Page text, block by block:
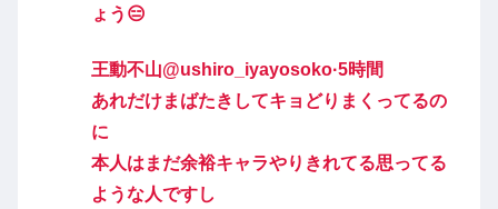
ょう😑
王動不山@ushiro_iyayosoko·5時間
あれだけまばたきしてキョどりまくってるの
に
本人はまだ余裕キャラやりきれてる思ってる
ような人ですし